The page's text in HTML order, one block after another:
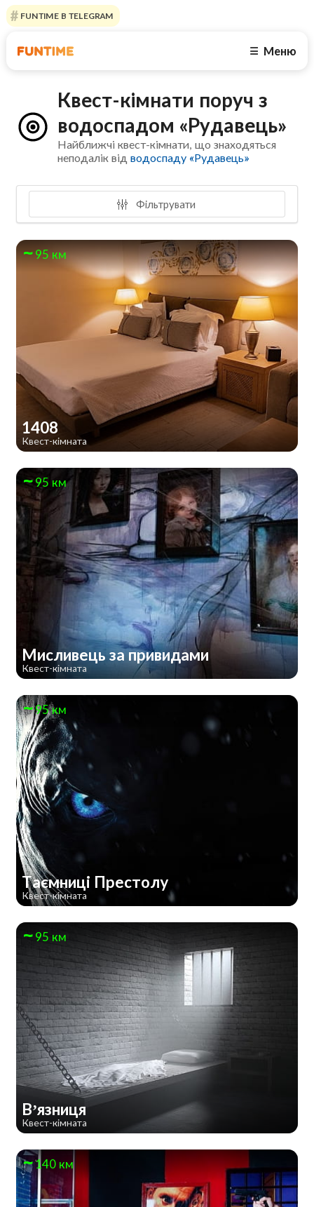
FUNTIME В TELEGRAM
☰ Меню
Квест-кімнати поруч з
водоспадом «Рудавець»
Найближчі квест-кімнати, що знаходяться
неподалік відводоспаду «Рудавець»
Фільтрувати
95 км
1408
Квест-кімната
95 км
Мисливець за привидами
Квест-кімната
95 км
Таємниці Престолу
Квест-кімната
95 км
В’язниця
Квест-кімната
140 км